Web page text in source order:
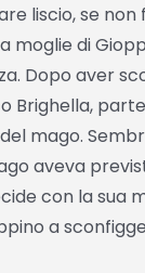
liscio, se
moglie di
Dopo aver
Brighella,
mago.
aveva
con la sua
a